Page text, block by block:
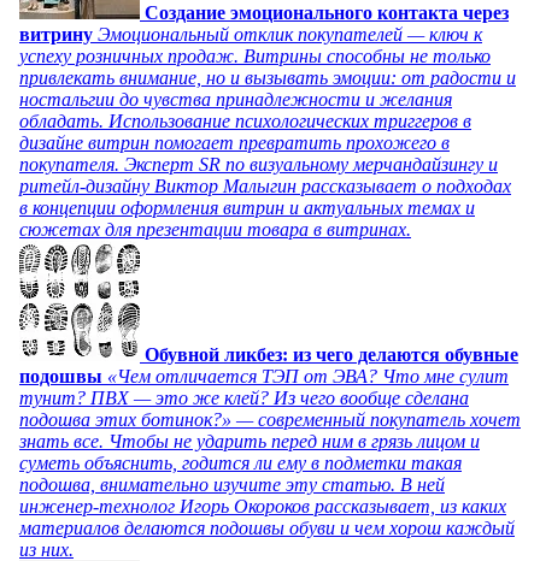
Создание эмоционального контакта через
витрину Эмоциональный отклик покупателей — ключ к
успеху розничных продаж. Витрины способны не только
привлекать внимание, но и вызывать эмоции: от радости и
ностальгии до чувства принадлежности и желания
обладать. Использование психологических триггеров в
дизайне витрин помогает превратить прохожего в
покупателя. Эксперт SR по визуальному мерчандайзингу и
ритейл-дизайну Виктор Малыгин рассказывает о подходах
в концепции оформления витрин и актуальных темах и
сюжетах для презентации товара в витринах.
Обувной ликбез: из чего делаются обувные
подошвы «Чем отличается ТЭП от ЭВА? Что мне сулит
тунит? ПВХ — это же клей? Из чего вообще сделана
подошва этих ботинок?» — современный покупатель хочет
знать все. Чтобы не ударить перед ним в грязь лицом и
суметь объяснить, годится ли ему в подметки такая
подошва, внимательно изучите эту статью. В ней
инженер-технолог Игорь Окороков рассказывает, из каких
материалов делаются подошвы обуви и чем хорош каждый
из них.